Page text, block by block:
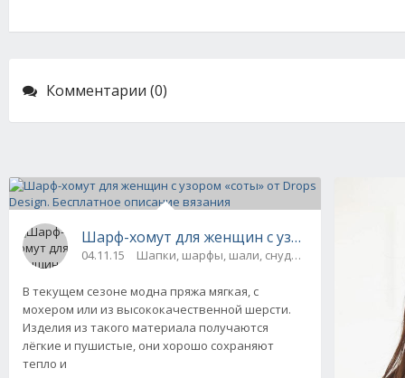
Комментарии (0)
Шарф-хомут для женщин с узором «соты»
04.11.15 Шапки, шарфы, шали, снуды и палантины
В текущем сезоне модна пряжа мягкая, с
мохером или из высококачественной шерсти.
Изделия из такого материала получаются
лёгкие и пушистые, они хорошо сохраняют
тепло и